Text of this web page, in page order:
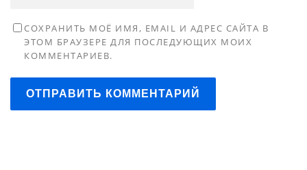
СОХРАНИТЬ МОЁ ИМЯ, EMAIL И АДРЕС САЙТА В
ЭТОМ БРАУЗЕРЕ ДЛЯ ПОСЛЕДУЮЩИХ МОИХ
КОММЕНТАРИЕВ.
ОТПРАВИТЬ КОММЕНТАРИЙ